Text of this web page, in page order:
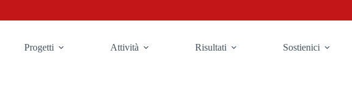
Progetti Attività Risultati Sostienici